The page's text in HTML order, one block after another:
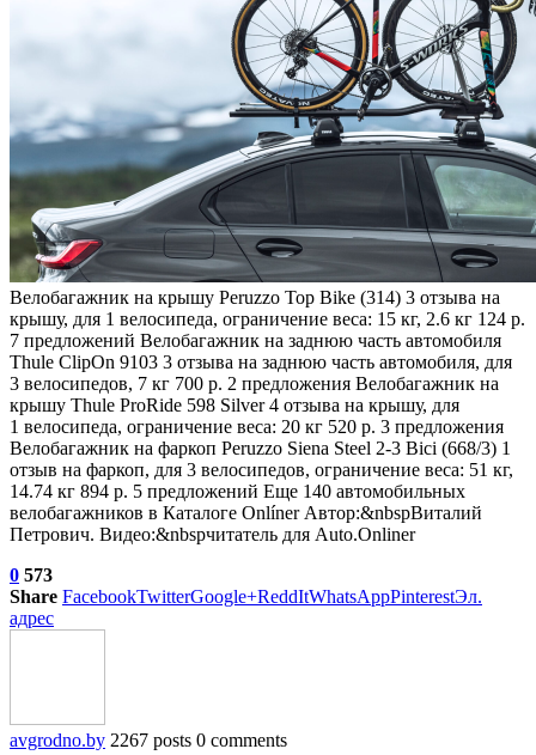
Велобагажник на крышу Peruzzo Top Bike (314) 3 отзыва на
крышу, для 1 велосипеда, ограничение веса: 15 кг, 2.6 кг 124 р.
7 предложений Велобагажник на заднюю часть автомобиля
Thule ClipOn 9103 3 отзыва на заднюю часть автомобиля, для
3 велосипедов, 7 кг 700 р. 2 предложения Велобагажник на
крышу Thule ProRide 598 Silver4 отзыва на крышу, для
1 велосипеда, ограничение веса: 20 кг 520 р. 3 предложения
Велобагажник на фаркоп Peruzzo Siena Steel 2-3 Bici (668/3) 1
отзыв на фаркоп, для 3 велосипедов, ограничение веса: 51 кг,
14.74 кг 894 р. 5 предложений Еще 140 автомобильных
велобагажников в Каталоге Onlíner Автор:&nbspВиталий
Петрович. Видео:&nbspчитатель для Auto.Onliner
0 573
Share FacebookTwitterGoogle+ReddItWhatsAppPinterestЭл.
адрес
avgrodno.by 2267 posts 0 comments